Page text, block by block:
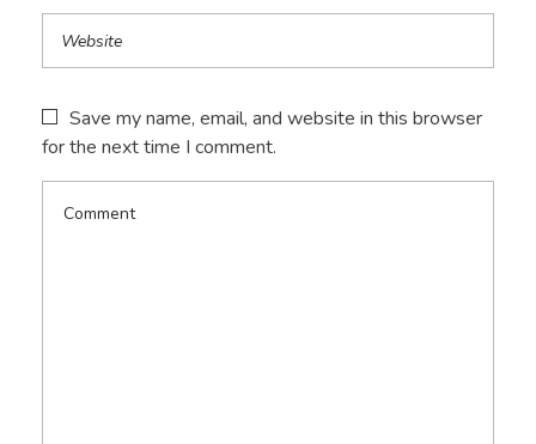
Save my name, email, and website in this browser
for the next time I comment.